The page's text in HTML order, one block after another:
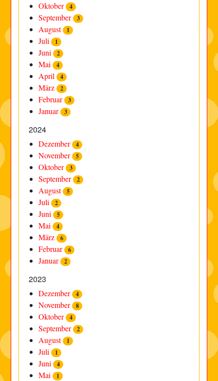
Oktober 4
September 3
August 1
Juli 1
Juni 2
Mai 4
April 4
März 2
Februar 3
Januar 3
2024
Dezember 4
November 5
Oktober 3
September 2
August 5
Juli 2
Juni 5
Mai 4
März 6
Februar 6
Januar 2
2023
Dezember 4
November 8
Oktober 4
September 2
August 1
Juli 1
Juni 4
Mai 1